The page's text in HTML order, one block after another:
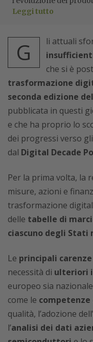
Leggi tutto
G
li attuali
che si è
trasformazione
seconda edizione
pubblicata in questi
e che ha proprio lo
dei progressi verso gli
dal Digital Decade
Per la prima volta, la
misure, azioni e
trasformazione
delle tabelle di
ciascuno degli Stati
Le principali carenze
necessità di ulteriori
europeo sia
come le
qualità, l’adozione dell’
l’analisi dei dati